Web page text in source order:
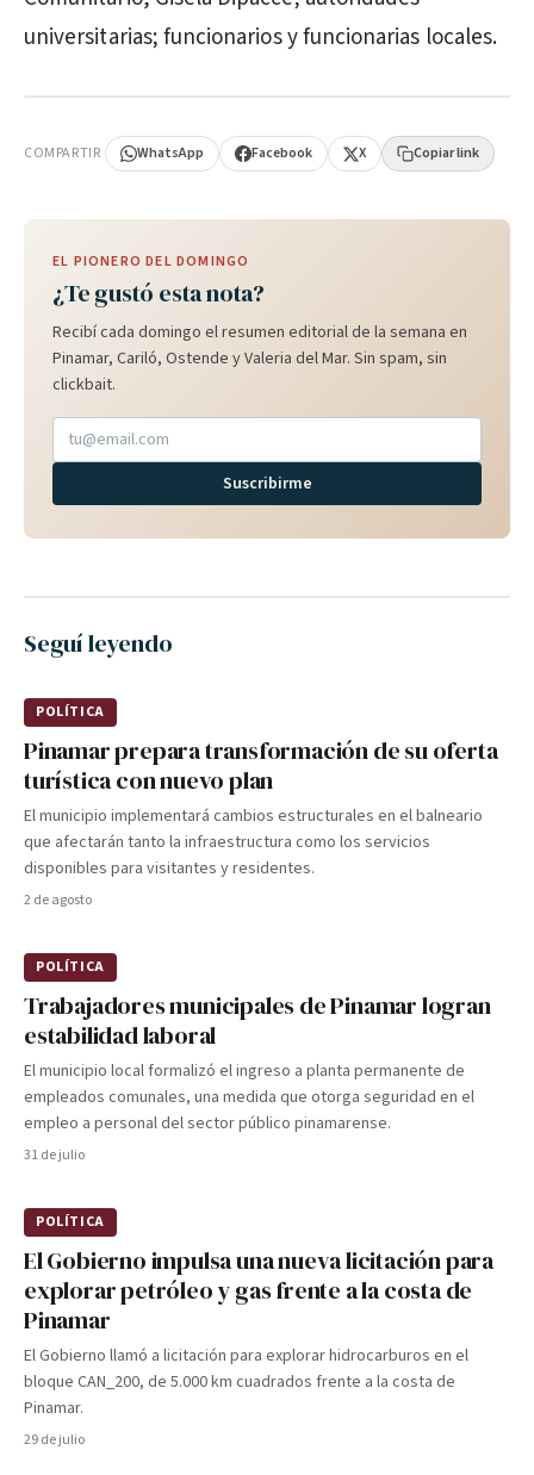
universitarias; funcionarios y funcionarias locales.
COMPARTIR WhatsApp Facebook X Copiar link
EL PIONERO DEL DOMINGO
¿Te gustó esta nota?
Recibí cada domingo el resumen editorial de la semana en
Pinamar, Cariló, Ostende y Valeria del Mar. Sin spam, sin
clickbait.
Suscribirme
Seguí leyendo
POLÍTICA
Pinamar prepara transformación de su oferta
turística con nuevo plan
El municipio implementará cambios estructurales en el balneario
que afectarán tanto la infraestructura como los servicios
disponibles para visitantes y residentes.
2 de agosto
POLÍTICA
Trabajadores municipales de Pinamar logran
estabilidad laboral
El municipio local formalizó el ingreso a planta permanente de
empleados comunales, una medida que otorga seguridad en el
empleo a personal del sector público pinamarense.
31 de julio
POLÍTICA
El Gobierno impulsa una nueva licitación para
explorar petróleo y gas frente a la costa de
Pinamar
El Gobierno llamó a licitación para explorar hidrocarburos en el
bloque CAN_200, de 5.000 km cuadrados frente a la costa de
Pinamar.
29 de julio